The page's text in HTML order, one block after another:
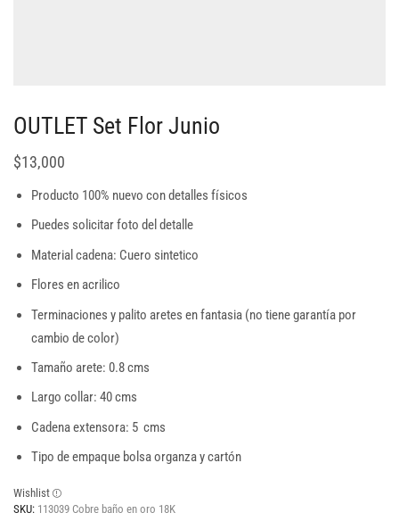
OUTLET Set Flor Junio
$13,000
Producto 100% nuevo con detalles físicos
Puedes solicitar foto del detalle
Material cadena: Cuero sintetico
Flores en acrilico
Terminaciones y palito aretes en fantasia (no tiene garantía por
cambio de color)
Tamaño arete: 0.8 cms
Largo collar: 40 cms
Cadena extensora: 5 cms
Tipo de empaque bolsa organza y cartón
Wishlist
SKU: 113039 Cobre baño en oro 18K